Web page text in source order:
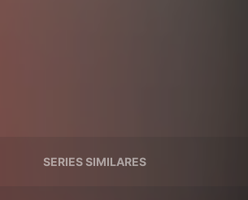
SERIES SIMILARES